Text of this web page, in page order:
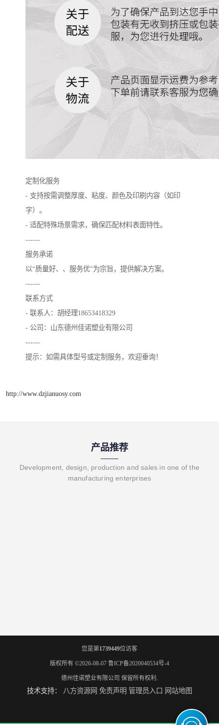
定制化服务
- 支持按需调整厚度、粘度、颜色及印刷内容（如印
字）。
- 适配特殊场景需求，确保匹配材料表面特性。
------
服务承诺
以“质量好、、服务优”为宗旨，提供解决方案。
------
联系方式
- 联系人：胡经理18653418329
- 公司：山东德州佳诺塑业有限公司
------
提示：如需具体型号或定制服务，欢迎垂询！
http://www.dzjianuosy.com
产品推荐
Development, design, production and sales in one of the
manufacturing enterprises
您是第1739449位访客
版权所有 ©2026-08-07 鲁ICP备2020040534号-4
德州佳诺塑业有限公司 保留所有权利.
技术支持： 八方资源网 免责声明 管理员入口 网站地图